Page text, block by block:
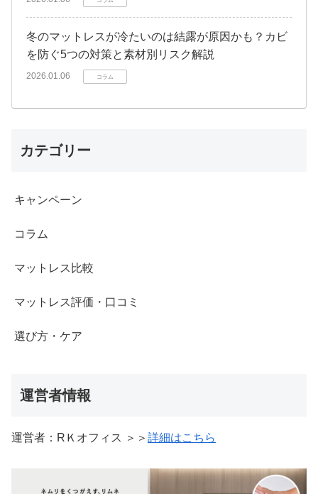
冬のマットレスが冷たいのは結露が原因かも？カビ
を防ぐ5つの対策と素材別リスク解説
2026.01.06 コラム
カテゴリー
キャンペーン
コラム
マットレス比較
マットレス評価・口コミ
選び方・ケア
運営者情報
運営者：RＫオフィス ＞＞ 詳細はこちら